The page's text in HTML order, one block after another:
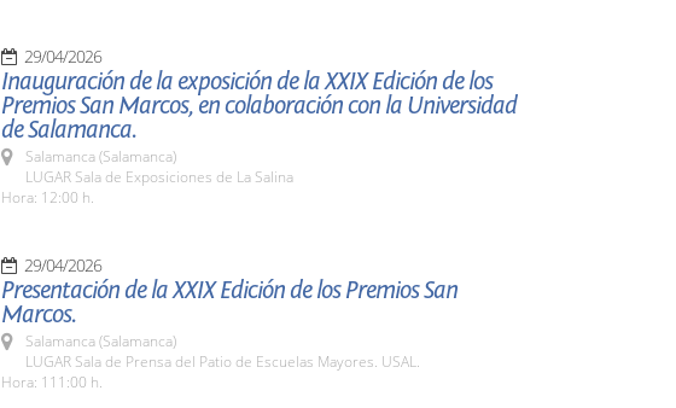
29/04/2026
Inauguración de la exposición de la XXIX Edición de los
Premios San Marcos, en colaboración con la Universidad
de Salamanca.
Salamanca (Salamanca)
LUGAR Sala de Exposiciones de La Salina
Hora: 12:00 h.
29/04/2026
Presentación de la XXIX Edición de los Premios San
Marcos.
Salamanca (Salamanca)
LUGAR Sala de Prensa del Patio de Escuelas Mayores. USAL.
Hora: 111:00 h.